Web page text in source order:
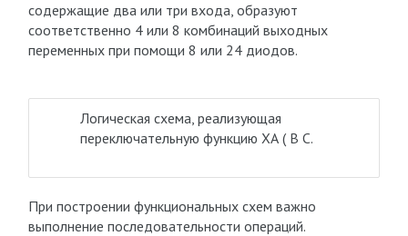
содержащие два или три входа, образуют
соответственно 4 или 8 комбинаций выходных
переменных при помощи 8 или 24 диодов.
Логическая схема, реализующая
переключательную функцию ХА ( В С.
При построении функциональных схем важно
выполнение последовательности операций.